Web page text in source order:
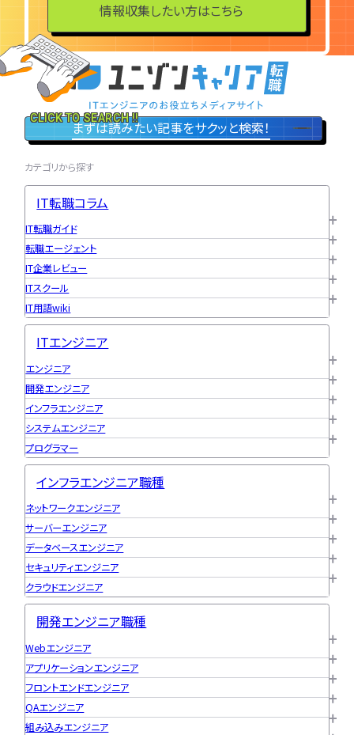
特集一覧
ユニゾンキャリア「IT転職メデ
ニュースページ
個人情報の取り扱い
情報収集したい方はこちら
CLICK TO SEARCH !!
まずは読みたい記事をサクッと検索！
カテゴリから探す
IT転職コラム
IT転職ガイド
転職エージェント
IT企業レビュー
ITスクール
IT用語wiki
ITエンジニア
エンジニア
開発エンジニア
インフラエンジニア
システムエンジニア
プログラマー
インフラエンジニア職種
ネットワークエンジニア
サーバーエンジニア
データベースエンジニア
セキュリティエンジニア
クラウドエンジニア
開発エンジニア職種
Webエンジニア
アプリケーションエンジニア
フロントエンドエンジニア
QAエンジニア
組み込みエンジニア